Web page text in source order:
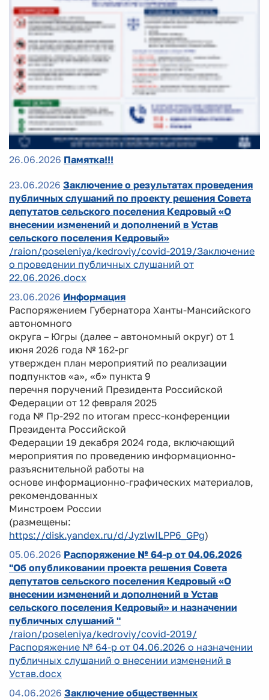
26.06.2026 Памятка!!!
23.06.2026 Заключение о результатах проведения
публичных слушаний по проекту решения Совета
депутатов сельского поселения Кедровый «О
внесении изменений и дополнений в Устав
сельского поселения Кедровый»
/raion/poseleniya/kedroviy/covid-2019/Заключение
о проведении публичных слушаний от
22.06.2026.docx
23.06.2026 Информация
Распоряжением Губернатора Ханты-Мансийского
автономного
округа – Югры (далее – автономный округ) от 1
июня 2026 года № 162-рг
утвержден план мероприятий по реализации
подпунктов «а», «б» пункта 9
перечня поручений Президента Российской
Федерации от 12 февраля 2025
года № Пр-292 по итогам пресс-конференции
Президента Российской
Федерации 19 декабря 2024 года, включающий
мероприятия по проведению информационно-
разъяснительной работы на
основе информационно-графических материалов,
рекомендованных
Минстроем России
(размещены:
https://disk.yandex.ru/d/JyzlwILPP6_GPg)
05.06.2026 Распоряжение № 64-р от 04.06.2026
"Об опубликовании проекта решения Совета
депутатов сельского поселения Кедровый «О
внесении изменений и дополнений в Устав
сельского поселения Кедровый» и назначении
публичных слушаний "
/raion/poseleniya/kedroviy/covid-2019/
Распоряжение № 64-р от 04.06.2026 о назначении
публичных слушаний о внесении изменений в
Устав.docx
04.06.2026 Заключение общественных